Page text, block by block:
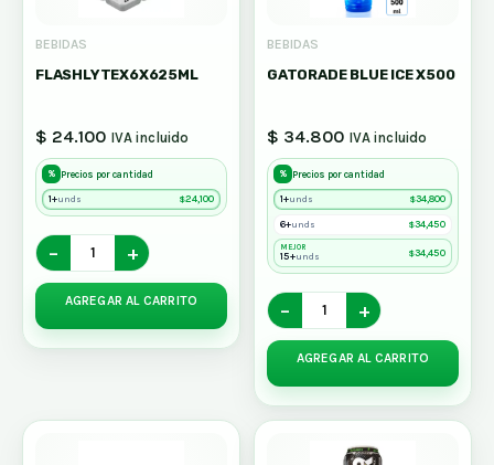
BEBIDAS
FLASHLYTEX6X625ML
$ 24.100 IVA incluido
% Precios por cantidad
1+unds $24,100
− +
AGREGAR AL CARRITO
BEBIDAS
GATORADE BLUE ICE X500
$ 34.800 IVA incluido
% Precios por cantidad
1+unds $34,800
6+unds $34,450
MEJOR
15+unds $34,450
− +
AGREGAR AL CARRITO